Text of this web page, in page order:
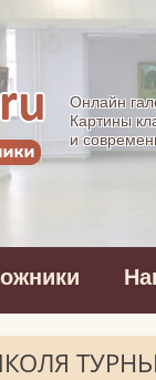
Онлайн
Картины
и